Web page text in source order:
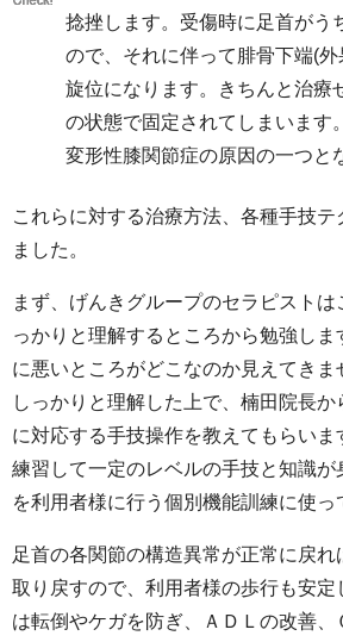
捻挫します。受傷時に足首がう
ので、それに伴って腓骨下端(
旋位になります。きちんと治療
の状態で固定されてしまいます
変形性膝関節症の原因の一つと
これらに対する治療方法、各種手技
ました。
まず、げんきグループのセラピストは
っかりと理解するところから勉強しま
に悪いところがどこなのか見えてきま
しっかりと理解した上で、楠田院長か
に対応する手技操作を教えてもらいま
練習して一定のレベルの手技と知識が
を利用者様に行う個別機能訓練に使っ
足首の各関節の構造異常が正常に戻れ
取り戻すので、利用者様の歩行も安定
は転倒やケガを防ぎ、ＡＤＬの改善、